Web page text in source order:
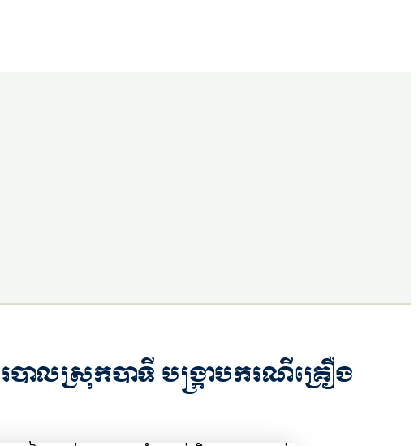
ាលស្រុកបាទី បង្រ្កាបករណីគ្រឿង